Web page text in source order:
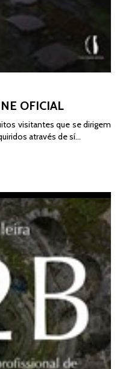
OFICIAL
visitantes que se dirigem
através de sí…